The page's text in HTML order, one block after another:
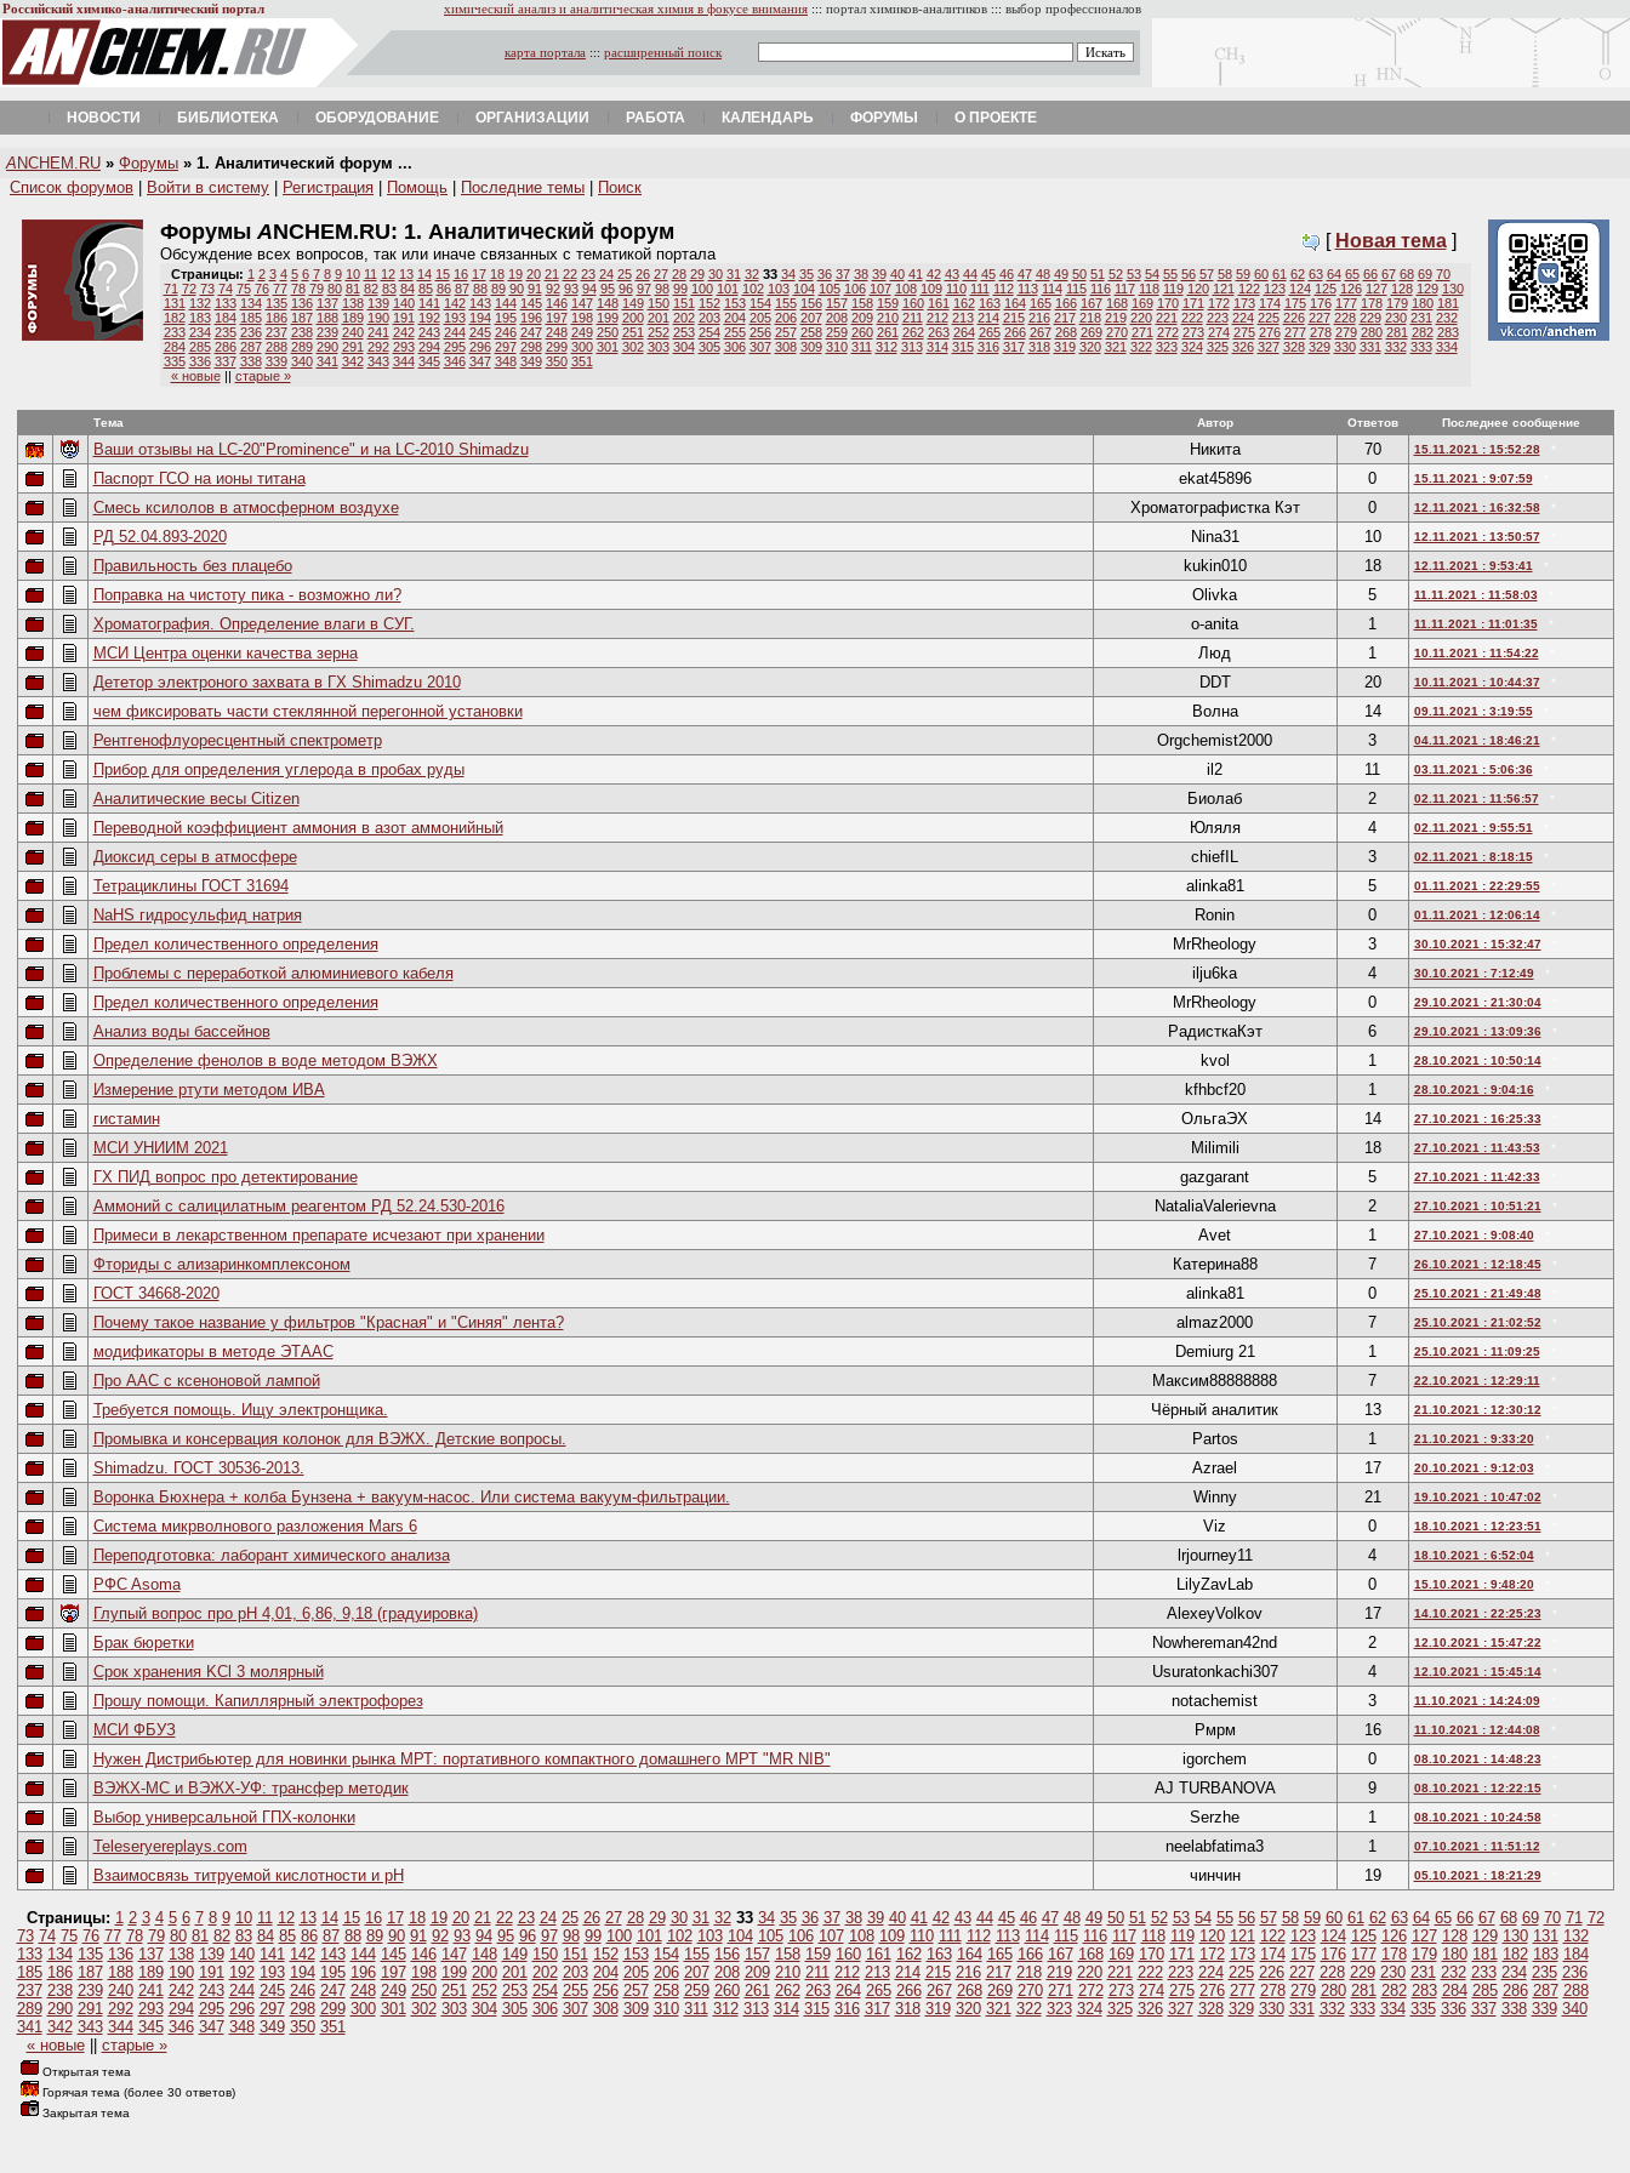
Российский химико-аналитический портал химический анализ и аналитическая химия в фокусе внимания ::: портал химиков-аналитиков ::: выбор профессионалов
карта портала ::: расширенный поиск
НОВОСТИ БИБЛИОТЕКА ОБОРУДОВАНИЕ ОРГАНИЗАЦИИ РАБОТА КАЛЕНДАРЬ ФОРУМЫ О ПРОЕКТЕ
A NCHEM.RU » Форумы » 1. Аналитический форум ...
Список форумов
Войти в систему Регистрация Помощь Последние темы Поиск
ФорумыANCHEM.RU: 1. Аналитический форум
Обсуждение всех вопросов, так или иначе связанных с тематикой портала
[ Новая тема]
Страницы: 1 2 3 4 5 6 7 8 9 10 11 12 13 14 15 16 17 18 19 20 21 22 23 24 25 26 27 28 29 30 31 32 33 34 35 36 37 38 39 40 41 42 43 44 45 46 47 48 49 50 51 52 53 54 55 56 57 58 59 60 61 62 63 64 65 66 67 68 69 70
71 72 73 74 75 76 77 78 79 80 81 82 83 84 85 86 87 88 89 90 91 92 93 94 95 96 97 98 99 100 101 102 103 104 105 106 107 108 109 110 111 112 113 114 115 116 117 118 119 120 121 122 123 124 125 126 127 128 129 130
131 132 133 134 135 136 137 138 139 140 141 142 143 144 145 146 147 148 149 150 151 152 153 154 155 156 157 158 159 160 161 162 163 164 165 166 167 168 169 170 171 172 173 174 175 176 177 178 179 180 181
182 183 184 185 186 187 188 189 190 191 192 193 194 195 196 197 198 199 200 201 202 203 204 205 206 207 208 209 210 211 212 213 214 215 216 217 218 219 220 221 222 223 224 225 226 227 228 229 230 231 232
233 234 235 236 237 238 239 240 241 242 243 244 245 246 247 248 249 250 251 252 253 254 255 256 257 258 259 260 261 262 263 264 265 266 267 268 269 270 271 272 273 274 275 276 277 278 279 280 281 282 283
284 285 286 287 288 289 290 291 292 293 294 295 296 297 298 299 300 301 302 303 304 305 306 307 308 309 310 311 312 313 314 315 316 317 318 319 320 321 322 323 324 325 326 327 328 329 330 331 332 333 334
335 336 337 338 339 340 341 342 343 344 345 346 347 348 349 350 351
« новые|| старые »
Тема Автор Ответов Последнее сообщение
Ваши отзывы на LC-20"Prominence" и на LC-2010 Shimadzu Никита 70 15.11.2021 : 15:52:28
Паспорт ГСО на ионы титана ekat45896 0 15.11.2021 : 9:07:59
Смесь ксилолов в атмосферном воздухе Хроматографистка Кэт 0 12.11.2021 : 16:32:58
РД 52.04.893-2020 Nina31 10 12.11.2021 : 13:50:57
Правильность без плацебо kukin010 18 12.11.2021 : 9:53:41
Поправка на чистоту пика - возможно ли? Olivka 5 11.11.2021 : 11:58:03
Хроматография. Определение влаги в СУГ. o-anita 1 11.11.2021 : 11:01:35
МСИ Центра оценки качества зерна Люд 1 10.11.2021 : 11:54:22
Дететор электроного захвата в ГХ Shimadzu 2010 DDT 20 10.11.2021 : 10:44:37
чем фиксировать части стеклянной перегонной установки Волна 14 09.11.2021 : 3:19:55
Рентгенофлуоресцентный спектрометр Orgchemist2000 3 04.11.2021 : 18:46:21
Прибор для определения углерода в пробах руды il2 11 03.11.2021 : 5:06:36
Аналитические весы Citizen Биолаб 2 02.11.2021 : 11:56:57
Переводной коэффициент аммония в азот аммонийный Юляля 4 02.11.2021 : 9:55:51
Диоксид серы в атмосфере chiefIL 3 02.11.2021 : 8:18:15
Тетрациклины ГОСТ 31694 alinka81 5 01.11.2021 : 22:29:55
NaHS гидросульфид натрия Ronin 0 01.11.2021 : 12:06:14
Предел количественного определения MrRheology 3 30.10.2021 : 15:32:47
Проблемы с переработкой алюминиевого кабеля ilju6ka 4 30.10.2021 : 7:12:49
Предел количественного определения MrRheology 0 29.10.2021 : 21:30:04
Анализ воды бассейнов РадисткаКэт 6 29.10.2021 : 13:09:36
Определение фенолов в воде методом ВЭЖХ kvol 1 28.10.2021 : 10:50:14
Измерение ртути методом ИВА kfhbcf20 1 28.10.2021 : 9:04:16
гистамин ОльгаЭХ 14 27.10.2021 : 16:25:33
МСИ УНИИМ 2021 Milimili 18 27.10.2021 : 11:43:53
ГХ ПИД вопрос про детектирование gazgarant 5 27.10.2021 : 11:42:33
Аммоний с салицилатным реагентом РД 52.24.530-2016 NataliaValerievna 2 27.10.2021 : 10:51:21
Примеси в лекарственном препарате исчезают при хранении Avet 1 27.10.2021 : 9:08:40
Фториды с ализаринкомплексоном Катерина88 7 26.10.2021 : 12:18:45
ГОСТ 34668-2020 alinka81 0 25.10.2021 : 21:49:48
Почему такое название у фильтров "Красная" и "Синяя" лента? almaz2000 7 25.10.2021 : 21:02:52
модификаторы в методе ЭТААС Demiurg 21 1 25.10.2021 : 11:09:25
Про ААС c ксеноновой лампой Максим88888888 7 22.10.2021 : 12:29:11
Требуется помощь. Ищу электронщика. Чёрный аналитик 13 21.10.2021 : 12:30:12
Промывка и консервация колонок для ВЭЖХ. Детские вопросы. Partos 1 21.10.2021 : 9:33:20
Shimadzu. ГОСТ 30536-2013. Azrael 17 20.10.2021 : 9:12:03
Воронка Бюхнера + колба Бунзена + вакуум-насос. Или система вакуум-фильтрации. Winny 21 19.10.2021 : 10:47:02
Система микрволнового разложения Mars 6 Viz 0 18.10.2021 : 12:23:51
Переподготовка: лаборант химического анализа lrjourney11 4 18.10.2021 : 6:52:04
РФC Asoma LilyZavLab 0 15.10.2021 : 9:48:20
Глупый вопрос про pH 4,01, 6,86, 9,18 (градуировка) AlexeyVolkov 17 14.10.2021 : 22:25:23
Брак бюретки Nowhereman42nd 2 12.10.2021 : 15:47:22
Срок хранения KCl 3 молярный Usuratonkachi307 4 12.10.2021 : 15:45:14
Прошу помощи. Капиллярный электрофорез notachemist 3 11.10.2021 : 14:24:09
МСИ ФБУЗ Рмрм 16 11.10.2021 : 12:44:08
Нужен Дистрибьютер для новинки рынка МРТ: портативного компактного домашнего МРТ "MR NIB" igorchem 0 08.10.2021 : 14:48:23
ВЭЖХ-МС и ВЭЖХ-УФ: трансфер методик AJ TURBANOVA 9 08.10.2021 : 12:22:15
Выбор универсальной ГПХ-колонки Serzhe 1 08.10.2021 : 10:24:58
Teleseryereplays.com neelabfatima3 1 07.10.2021 : 11:51:12
Взаимосвязь титруемой кислотности и рН чинчин 19 05.10.2021 : 18:21:29
Страницы: 1 2 3 4 5 6 7 8 9 10 11 12 13 14 15 16 17 18 19 20 21 22 23 24 25 26 27 28 29 30 31 32 33 34 35 36 37 38 39 40 41 42 43 44 45 46 47 48 49 50 51 52 53 54 55 56 57 58 59 60 61 62 63 64 65 66 67 68 69 70 71 72
73 74 75 76 77 78 79 80 81 82 83 84 85 86 87 88 89 90 91 92 93 94 95 96 97 98 99 100 101 102 103 104 105 106 107 108 109 110 111 112 113 114 115 116 117 118 119 120 121 122 123 124 125 126 127 128 129 130 131 132
133 134 135 136 137 138 139 140 141 142 143 144 145 146 147 148 149 150 151 152 153 154 155 156 157 158 159 160 161 162 163 164 165 166 167 168 169 170 171 172 173 174 175 176 177 178 179 180 181 182 183 184
185 186 187 188 189 190 191 192 193 194 195 196 197 198 199 200 201 202 203 204 205 206 207 208 209 210 211 212 213 214 215 216 217 218 219 220 221 222 223 224 225 226 227 228 229 230 231 232 233 234 235 236
237 238 239 240 241 242 243 244 245 246 247 248 249 250 251 252 253 254 255 256 257 258 259 260 261 262 263 264 265 266 267 268 269 270 271 272 273 274 275 276 277 278 279 280 281 282 283 284 285 286 287 288
289 290 291 292 293 294 295 296 297 298 299 300 301 302 303 304 305 306 307 308 309 310 311 312 313 314 315 316 317 318 319 320 321 322 323 324 325 326 327 328 329 330 331 332 333 334 335 336 337 338 339 340
341 342 343 344 345 346 347 348 349 350 351
« новые|| старые »
Открытая тема
Горячая тема (более 30 ответов)
Закрытая тема